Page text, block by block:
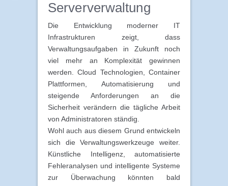
Serververwaltung
Die Entwicklung moderner IT
Infrastrukturen zeigt, dass
Verwaltungsaufgaben in Zukunft noch
viel mehr an Komplexität gewinnen
werden. Cloud Technologien, Container
Plattformen, Automatisierung und
steigende Anforderungen an die
Sicherheit verändern die tägliche Arbeit
von Administratoren ständig.
Wohl auch aus diesem Grund entwickeln
sich die Verwaltungswerkzeuge weiter.
Künstliche Intelligenz, automatisierte
Fehleranalysen und intelligente Systeme
zur Überwachung könnten bald